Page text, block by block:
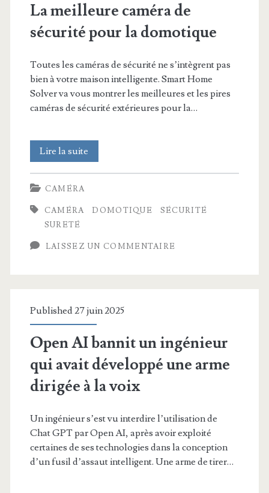
La meilleure caméra de
sécurité pour la domotique
Toutes les caméras de sécurité ne s’intègrent pas
bien à votre maison intelligente. Smart Home
Solver va vous montrer les meilleures et les pires
caméras de sécurité extérieures pour la…
Lire la suite
meilleure
de
CAMÉRA
CAMÉRA DOMOTIQUE
SÉCURITÉ
SURETÉ
LAISSEZ UN COMMENTAIRE
Published 27 juin 2025
Open AI bannit un ingénieur
qui avait développé une arme
dirigée à la voix
Un ingénieur s’est vu interdire l’utilisation de
Chat GPT par Open AI, après avoir exploité
certaines de ses technologies dans la conception
d’un fusil d’assaut intelligent. Une arme de tirer…